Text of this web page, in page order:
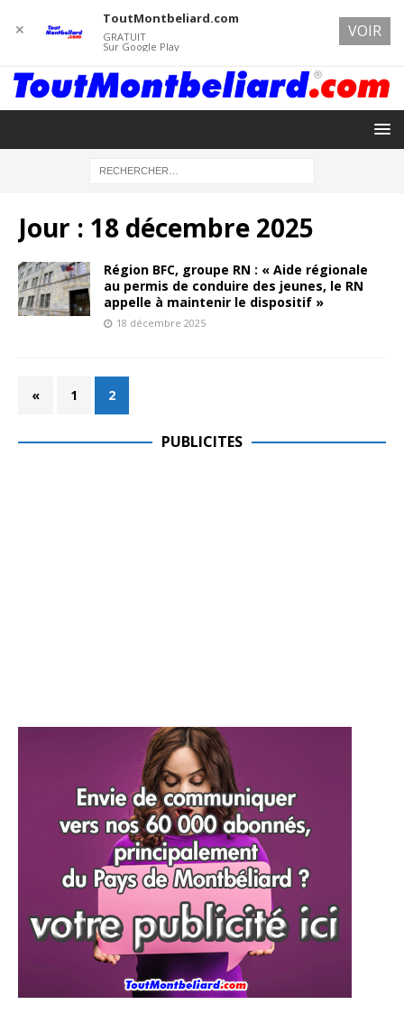
Jour : 18 décembre 2025
Région BFC, groupe RN : « Aide régionale
au permis de conduire des jeunes, le RN
appelle à maintenir le dispositif »
18 décembre 2025
« 1 2
PUBLICITES
✕
ToutMontbeliard.com
GRATUIT
Sur Google Play
VOIR